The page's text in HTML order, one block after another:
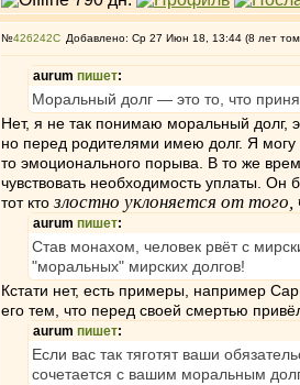
№426242 Добавлено: Ср 27 Июн 18, 13:44 (8 лет
aurum пишет:
Моральный долг — это то, что
Нет, я не так понимаю моральный долг,
но перед родителями имею долг. Я
то эмоционального порыва. В то же
чувствовать необходимость уплаты.
тот ктозлостно уклоняется от
aurum пишет:
Став монахом, человек рвёт с
"моральных" мирских долгов!
Кстати нет, есть примеры, например
его тем, что перед своей смертью
aurum пишет:
Если вас так тяготят ваши
сочетается с вашим моральным